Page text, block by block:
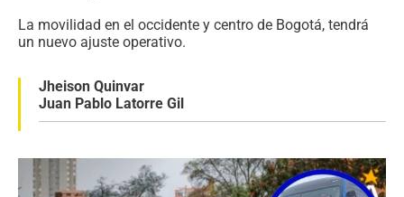
La movilidad en el occidente y centro de Bogotá, tendrá
un nuevo ajuste operativo.
Jheison Quinvar
Juan Pablo Latorre Gil